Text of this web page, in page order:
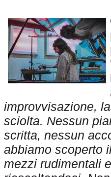
improvvisazione,
sciolta. Nessun
scritta, nessun
abbiamo scoperto
mezzi rudimentali